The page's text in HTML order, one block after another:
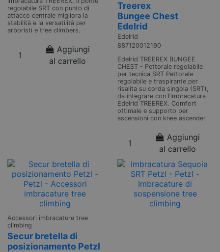
regolabile SRT con punto di
attacco centrale migliora la
stabilità e la versatilità per
arboristi e tree climbers.
Aggiungi
al carrello
Treerex
Bungee Chest
Edelrid
Edelrid
887120012190
Edelrid TREEREX BUNGEE
CHEST - Pettorale regolabile
per tecnica SRT Pettorale
regolabile e traspirante per
risalita su corda singola (SRT),
da integrare con l’imbracatura
Edelrid TREEREX. Comfort
ottimale e supporto per
ascensioni con knee ascender.
Aggiungi
al carrello
Accessori imbracature tree
climbing
Secur bretella di
posizionamento Petzl